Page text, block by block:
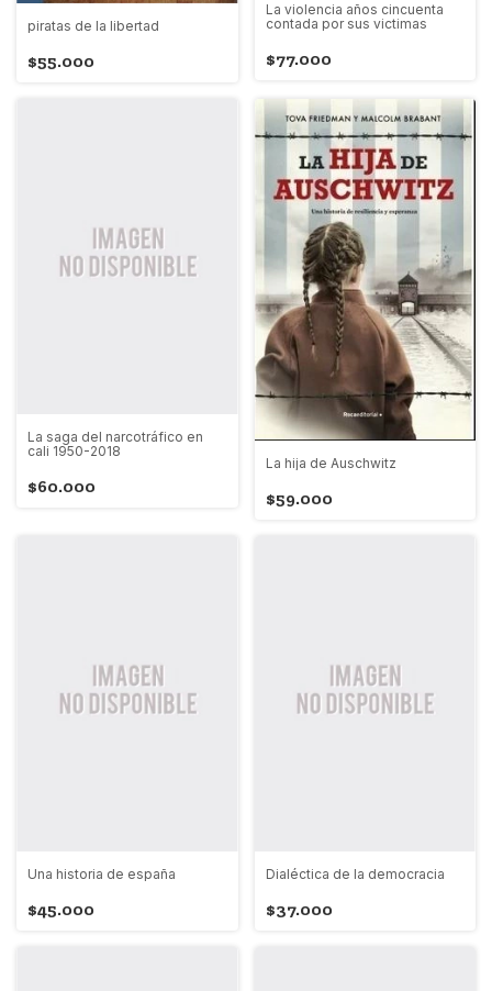
piratas de la libertad
$55.000
La violencia años cincuenta
contada por sus victimas
$77.000
La saga del narcotráfico en
cali 1950-2018
$60.000
La hija de Auschwitz
$59.000
Una historia de españa
$45.000
Dialéctica de la democracia
$37.000